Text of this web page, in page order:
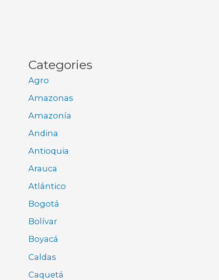
Categories
Agro
Amazonas
Amazonía
Andina
Antioquia
Arauca
Atlántico
Bogotá
Bolívar
Boyacá
Caldas
Caquetá